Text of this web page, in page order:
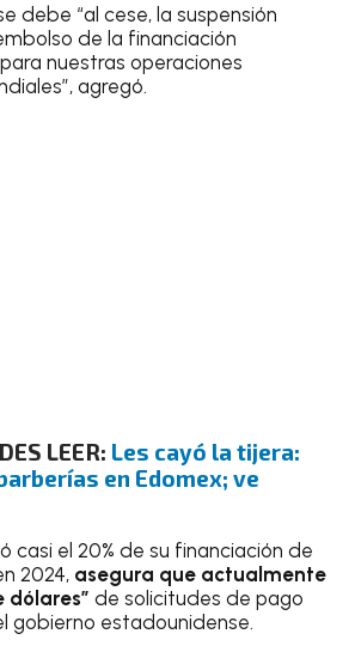
debe “al cese, la suspensión
de la financiación
nuestras operaciones
agregó.
LEER: Les cayó la tijera:
en Edomex; ve
casi el 20% de su financiación de
2024, asegura que actualmente
dólares” de solicitudes de pago
gobierno estadounidense.